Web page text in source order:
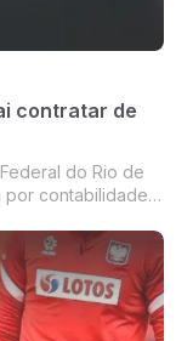
contratar de
do Rio de
por contabilidade